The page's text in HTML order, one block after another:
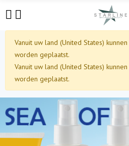
Vanuit uw land (United States)
worden geplaatst.
Vanuit uw land (United States)
worden geplaatst.